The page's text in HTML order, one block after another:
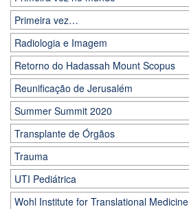
Primeira vez…
Radiologia e Imagem
Retorno do Hadassah Mount Scopus
Reunificação de Jerusalém
Summer Summit 2020
Transplante de Órgãos
Trauma
UTI Pediátrica
Wohl Institute for Translational Medicine